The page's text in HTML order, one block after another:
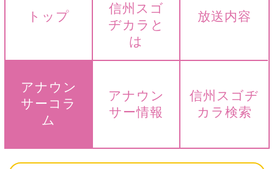
トップ
信州スゴ
ヂカラと
は
放送内容
アナウン
サーコラ
ム
アナウン
サー情報
信州スゴヂ
カラ検索